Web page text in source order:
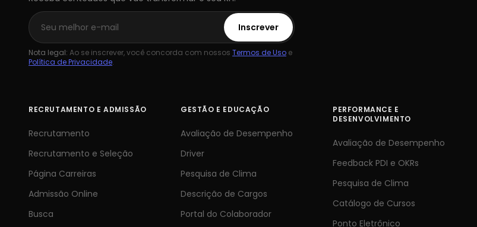
Inscrever
Nota legal: Ao se inscrever, você concorda com nossos Termos de Uso e
Política de Privacidade.
RECRUTAMENTO E ADMISSÃO
Recrutamento
Recrutamento e Seleção
Página Carreiras
Admissão Online
Busca
GESTÃO E EDUCAÇÃO
Avaliação de Desempenho
Driver
Pesquisa de Clima
Descrição de Cargos
Portal do Colaborador
PERFORMANCE E
DESENVOLVIMENTO
Avaliação de Desempenho
Feedback PDI e OKRs
Pesquisa de Clima
Catálogo de Cursos
Ponto Eletrônico